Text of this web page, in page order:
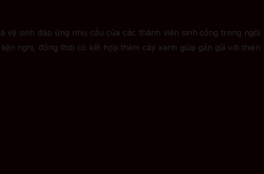
sinh đáp ứng nhu cầu của các thành viên sinh sống trong ngôi
nghi, đồng thời có kết hợp thêm cây xanh giúp gần gũi với thiên